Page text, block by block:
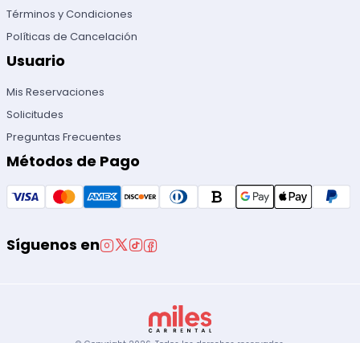
Términos y Condiciones
Políticas de Cancelación
Usuario
Mis Reservaciones
Solicitudes
Preguntas Frecuentes
Métodos de Pago
Síguenos en